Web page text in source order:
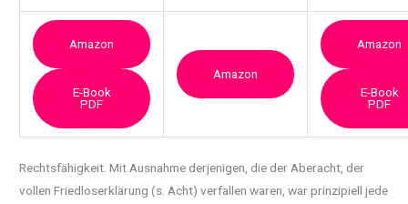
Amazon
E-Book
PDF
Amazon
Amazon
E-Book
PDF
Rechtsfähigkeit. Mit Ausnahme derjenigen, die der Aberacht, der
vollen Friedloserklärung (s. Acht) verfallen waren, war prinzipiell jede